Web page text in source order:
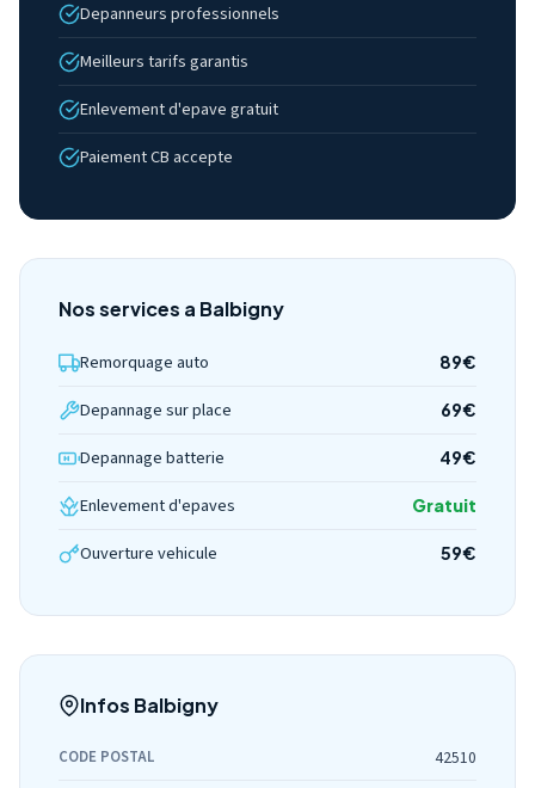
Depanneurs professionnels
Meilleurs tarifs garantis
Enlevement d'epave gratuit
Paiement CB accepte
Nos services a Balbigny
Remorquage auto 89€
Depannage sur place 69€
Depannage batterie 49€
Enlevement d'epaves Gratuit
Ouverture vehicule 59€
Infos Balbigny
CODE POSTAL 42510